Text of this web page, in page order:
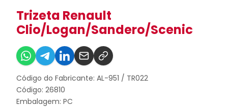
Trizeta Renault
Clio/Logan/Sandero/Scenic
Código do Fabricante: AL-951 / TR022
Código: 26810
Embalagem: PC